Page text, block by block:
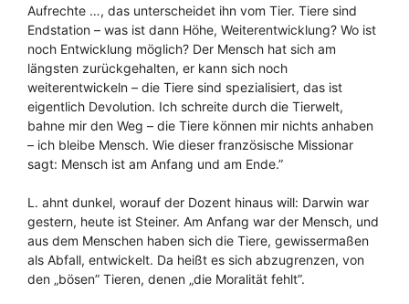
Aufrechte …, das unterscheidet ihn vom Tier. Tiere sind
Endstation – was ist dann Höhe, Weiterentwicklung? Wo ist
noch Entwicklung möglich? Der Mensch hat sich am
längsten zurückgehalten, er kann sich noch
weiterentwickeln – die Tiere sind spezialisiert, das ist
eigentlich Devolution. Ich schreite durch die Tierwelt,
bahne mir den Weg – die Tiere können mir nichts anhaben
– ich bleibe Mensch. Wie dieser französische Missionar
sagt: Mensch ist am Anfang und am Ende.”
L. ahnt dunkel, worauf der Dozent hinaus will: Darwin war
gestern, heute ist Steiner. Am Anfang war der Mensch, und
aus dem Menschen haben sich die Tiere, gewissermaßen
als Abfall, entwickelt. Da heißt es sich abzugrenzen, von
den „bösen” Tieren, denen „die Moralität fehlt”.